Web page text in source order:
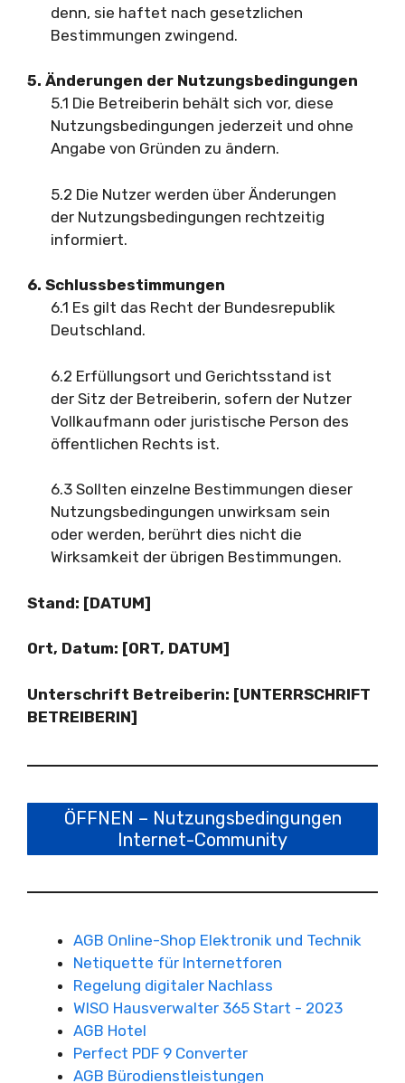
denn, sie haftet nach gesetzlichen
Bestimmungen zwingend.
5. Änderungen der Nutzungsbedingungen
5.1 Die Betreiberin behält sich vor, diese
Nutzungsbedingungen jederzeit und ohne
Angabe von Gründen zu ändern.
5.2 Die Nutzer werden über Änderungen
der Nutzungsbedingungen rechtzeitig
informiert.
6. Schlussbestimmungen
6.1 Es gilt das Recht der Bundesrepublik
Deutschland.
6.2 Erfüllungsort und Gerichtsstand ist
der Sitz der Betreiberin, sofern der Nutzer
Vollkaufmann oder juristische Person des
öffentlichen Rechts ist.
6.3 Sollten einzelne Bestimmungen dieser
Nutzungsbedingungen unwirksam sein
oder werden, berührt dies nicht die
Wirksamkeit der übrigen Bestimmungen.
Stand: [DATUM]
Ort, Datum: [ORT, DATUM]
Unterschrift Betreiberin: [UNTERRSCHRIFT
BETREIBERIN]
ÖFFNEN – Nutzungsbedingungen
Internet-Community
AGB Online-Shop Elektronik und Technik
Netiquette für Internetforen
Regelung digitaler Nachlass
WISO Hausverwalter 365 Start - 2023
AGB Hotel
Perfect PDF 9 Converter
AGB Bürodienstleistungen